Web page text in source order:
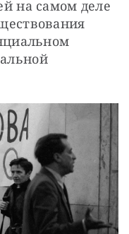
на самом деле